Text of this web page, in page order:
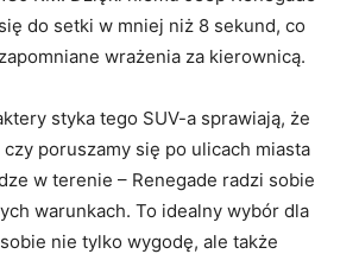
do setki w mniej niż 8 sekund, co
wrażenia za kierownicą.
⁢styka tego SUV-a ⁣sprawiają, że
poruszamy się po ulicach miasta
w terenie – Renegade radzi⁢ sobie
⁣warunkach. To idealny ⁣wybór dla
nie⁤ tylko ​wygodę, ale także